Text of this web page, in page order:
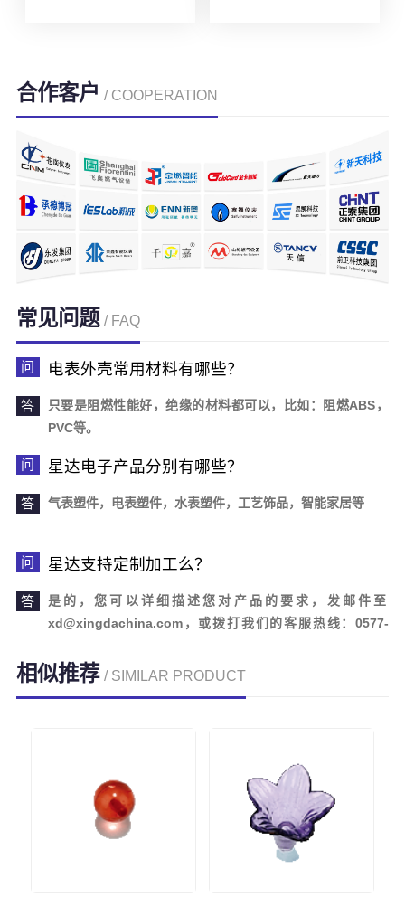
合作客户 / COOPERATION
常见问题 / FAQ
电表外壳常用材料有哪些？
只要是阻燃性能好，绝缘的材料都可以，比如：阻燃ABS，
PVC等。
星达电子产品分别有哪些？
气表塑件，电表塑件，水表塑件，工艺饰品，智能家居等
星达支持定制加工么？
是的，您可以详细描述您对产品的要求，发邮件至
xd@xingdachina.com，或拨打我们的客服热线：0577-
相似推荐 / SIMILAR PRODUCT